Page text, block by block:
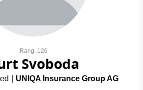
Rang: 126
Svoboda
UNIQA Insurance Group AG